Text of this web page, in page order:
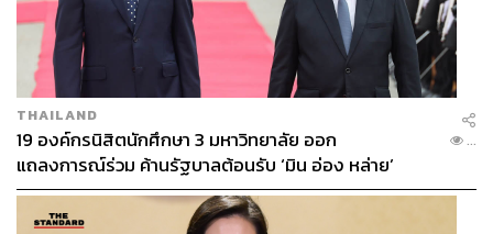
THAILAND
19 องค์กรนิสิตนักศึกษา 3 มหาวิทยาลัย ออก
แถลงการณ์ร่วม ค้านรัฐบาลต้อนรับ ‘มิน อ่อง หล่าย’
...